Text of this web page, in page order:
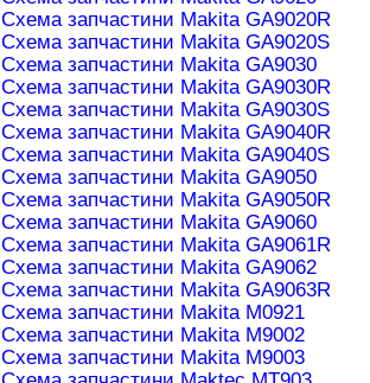
Схема запчастини Makita GA9020R
Схема запчастини Makita GA9020S
Схема запчастини Makita GA9030
Схема запчастини Makita GA9030R
Схема запчастини Makita GA9030S
Схема запчастини Makita GA9040R
Схема запчастини Makita GA9040S
Схема запчастини Makita GA9050
Схема запчастини Makita GA9050R
Схема запчастини Makita GA9060
Схема запчастини Makita GA9061R
Схема запчастини Makita GA9062
Схема запчастини Makita GA9063R
Схема запчастини Makita M0921
Схема запчастини Makita M9002
Схема запчастини Makita M9003